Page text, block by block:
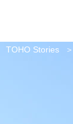
TOHO Stories